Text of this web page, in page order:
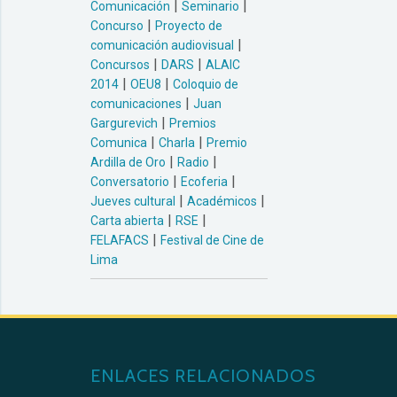
Comunicación | Seminario |
Concurso | Proyecto de
comunicación audiovisual |
Concursos | DARS | ALAIC
2014 | OEU8 | Coloquio de
comunicaciones | Juan
Gargurevich | Premios
Comunica | Charla | Premio
Ardilla de Oro | Radio |
Conversatorio | Ecoferia |
Jueves cultural | Académicos |
Carta abierta | RSE |
FELAFACS | Festival de Cine de
Lima
ENLACES RELACIONADOS